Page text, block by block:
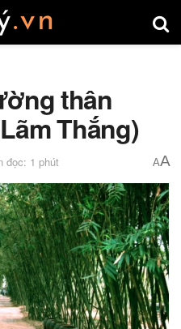
thân
Thắng)
đọc: 1 phút AA